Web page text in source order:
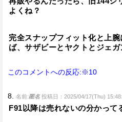
よくね？
完全スナップフィット化と上
ば、サザビーとヤクトとジェガ
このコメントへの反応:※10
8. 名前:匿名 投稿日：2025/04/17(Thu)
F91以降は売れないの分かって